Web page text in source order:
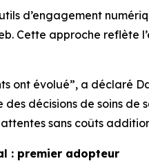
d’engagement
Cette approche reflète
ont évolué”, a déclaré
décisions de soins de
sans coûts
: premier adopteur